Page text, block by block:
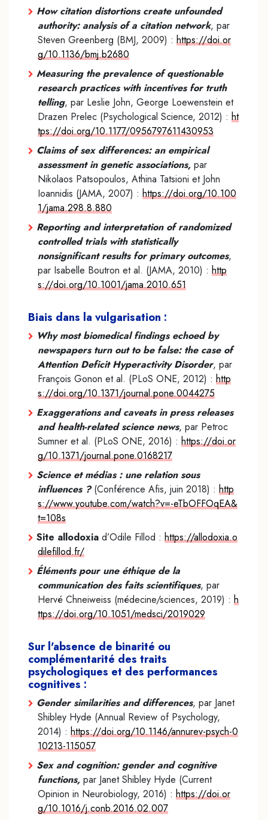
How citation distortions create unfounded
authority: analysis of a citation network, par
Steven Greenberg (BMJ, 2009) : https://doi.or
g/10.1136/bmj.b2680
Measuring the prevalence of questionable
research practices with incentives for truth
telling, par Leslie John, George Loewenstein et
Drazen Prelec (Psychological Science, 2012) : ht
tps://doi.org/10.1177/0956797611430953
Claims of sex differences: an empirical
assessment in genetic associations, par
Nikolaos Patsopoulos, Athina Tatsioni et John
Ioannidis (JAMA, 2007) : https://doi.org/10.100
1/jama.298.8.880
Reporting and interpretation of randomized
controlled trials with statistically
nonsignificant results for primary outcomes,
par Isabelle Boutron et al. (JAMA, 2010) : http
s://doi.org/10.1001/jama.2010.651
Biais dans la vulgarisation :
Why most biomedical findings echoed by
newspapers turn out to be false: the case of
Attention Deficit Hyperactivity Disorder, par
François Gonon et al. (PLoS ONE, 2012) : http
s://doi.org/10.1371/journal.pone.0044275
Exaggerations and caveats in press releases
and health-related science news, par Petroc
Sumner et al. (PLoS ONE, 2016) : https://doi.or
g/10.1371/journal.pone.0168217
Science et médias : une relation sous
influences ?(Conférence Afis, juin 2018) : http
s://www.youtube.com/watch?v=-eTbOFFOqEA&
t=108s
Site allodoxia d’Odile Fillod : https://allodoxia.o
dilefillod.fr/
Éléments pour une éthique de la
communication des faits scientifiques, par
Hervé Chneiweiss (médecine/sciences, 2019) : h
ttps://doi.org/10.1051/medsci/2019029
Sur l'absence de binarité ou
complémentarité des traits
psychologiques et des performances
cognitives :
Gender similarities and differences, par Janet
Shibley Hyde (Annual Review of Psychology,
2014) : https://doi.org/10.1146/annurev-psych-0
10213-115057
Sex and cognition: gender and cognitive
functions, par Janet Shibley Hyde (Current
Opinion in Neurobiology, 2016) : https://doi.or
g/10.1016/j.conb.2016.02.007